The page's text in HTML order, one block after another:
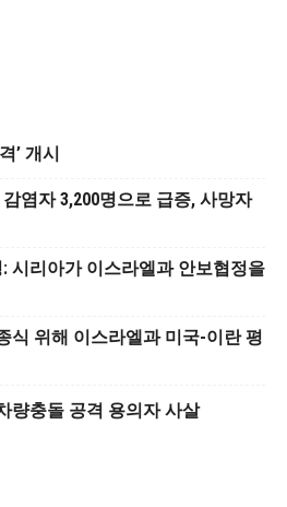
’ 개시
염자 3,200명으로 급증, 사망자
시리아가 이스라엘과 안보협정을
식 위해 이스라엘과 미국-이란 평
량충돌 공격 용의자 사살